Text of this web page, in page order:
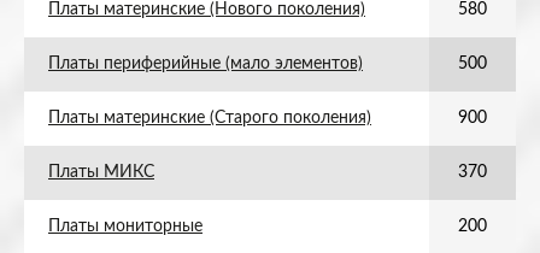
Платы материнские (Нового поколения) 580
Платы периферийные (мало элементов) 500
Платы материнские (Старого поколения) 900
Платы МИКС 370
Платы мониторные 200